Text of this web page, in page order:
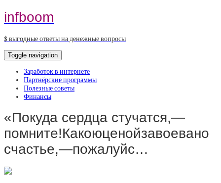
infboom
$ выгодные ответы на денежные вопросы
Toggle navigation
Заработок в интернете
Партнёрские программы
Полезные советы
Финансы
«Покуда сердца стучатся,—
помните!Какоюценойзавоевано
счастье,—пожалуйс…